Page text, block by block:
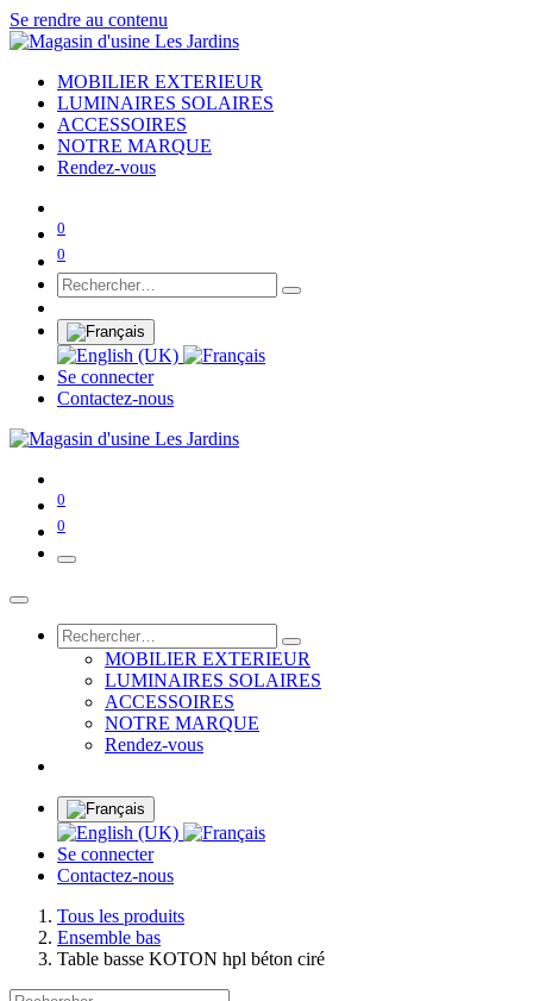
Se rendre au contenu
MOBILIER EXTERIEUR
LUMINAIRES SOLAIRES
ACCESSOIRES
NOTRE MARQUE
Rendez-vous
0
0
Se connecter
Contactez-nous
0
0
MOBILIER EXTERIEUR
LUMINAIRES SOLAIRES
ACCESSOIRES
NOTRE MARQUE
Rendez-vous
Se connecter
Contactez-nous
Tous les produits
Ensemble bas
Table basse KOTON hpl béton ciré